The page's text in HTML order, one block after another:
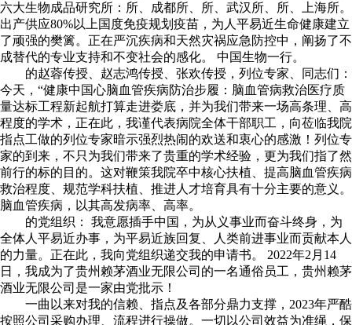
六大生物成品研究所：所、成都所、所、武汉所、所、上海所。
出产供应80%以上国度免疫规划疫苗，为人平易近生命健康建立
了顽强的樊篱。正在严沉疾病和天然灾祸应急防控中，阐扬了不
成替代的专业支持和不变社会的感化。 中国生物一行。
的赵蓉传授、赵志鸿传授、张欢传授，列位专家、同志们：
今天，“健康中国心脑血管疾病防治步履：脑血管病救治医疗质
量达标工程新起航打算走进娄底，并为我们带来一场高条理、高
程度的学术，正在此，我谨代表病院全体干部职工，向莅临我院
指点工做的列位专家暗示强烈热闹的欢送和衷心的感激！列位专
家的到来，不只为我们带来了贵重的学术经验，更为我们指了然
前行的标的目的。这对鞭策我院卒中核心扶植、提高脑血管疾病
救治程度、规范学科扶植、推进人才培育具有十分主要的意义。
脑血管疾病，以其高发病率、高率。
的党组织： 我意愿插手中国，为从义事业而奋斗终身，为
全体人平易近办事，为平易近族回复、人类前进事业而贡献本人
的力量。正在此，我向党组织递交我的申请书。 2022年2月14
日，我成为了贵州赖茅酒业无限公司的一名通俗员工，贵州赖茅
酒业无限公司是一家由党批示！
一曲以来对我的信赖、指点及各部分鼎力支撑，2023年严酷
按照公司采购办理、流程进行操做。一切以公司效益为准绳，保